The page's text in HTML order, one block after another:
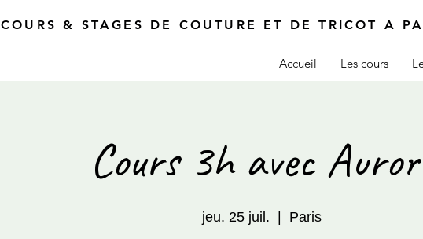
COURS & STAGES DE COUTURE ET DE TRICOT A
Accueil Les cours
Cours 3h avec
jeu. 25 juil. Paris